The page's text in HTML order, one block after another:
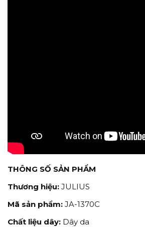
THÔNG SỐ SẢN PHẨM
Thương hiệu: JULIUS
Mã sản phẩm: JA-1370C
Chất liệu dây: Dây da